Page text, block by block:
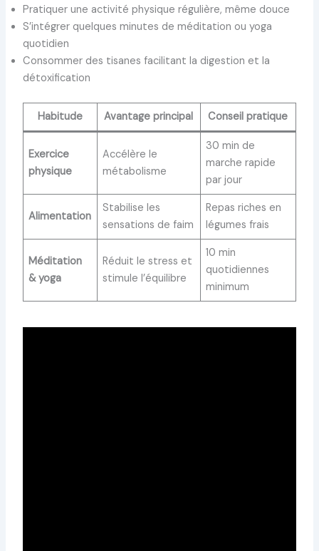
Pratiquer une activité physique régulière, même douce
S’intégrer quelques minutes de méditation ou yoga
quotidien
Consommer des tisanes facilitant la digestion et la
détoxification
Habitude Avantage principal Conseil pratique
Exercice
physique
Accélère le
métabolisme
30 min de
marche rapide
par jour
Alimentation
Stabilise les
sensations de faim
Repas riches en
légumes frais
Méditation
& yoga
Réduit le stress et
stimule l’équilibre
10 min
quotidiennes
minimum